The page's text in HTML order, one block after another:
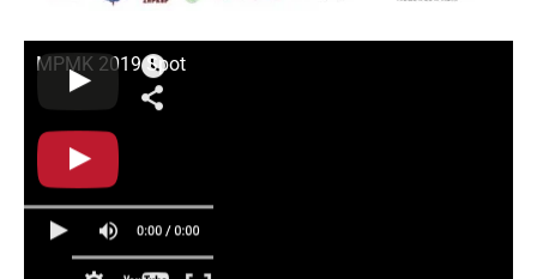
MPMK 2019 Spot